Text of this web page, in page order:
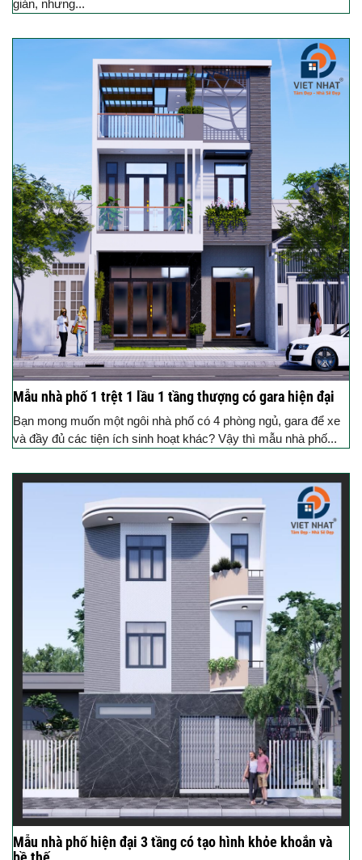
giản, nhưng...
Mẫu nhà phố 1 trệt 1 lầu 1 tầng thượng có gara hiện đại
Bạn mong muốn một ngôi nhà phố có 4 phòng ngủ, gara để xe
và đầy đủ các tiện ích sinh hoạt khác? Vậy thì mẫu nhà phố...
Mẫu nhà phố hiện đại 3 tầng có tạo hình khỏe khoắn và